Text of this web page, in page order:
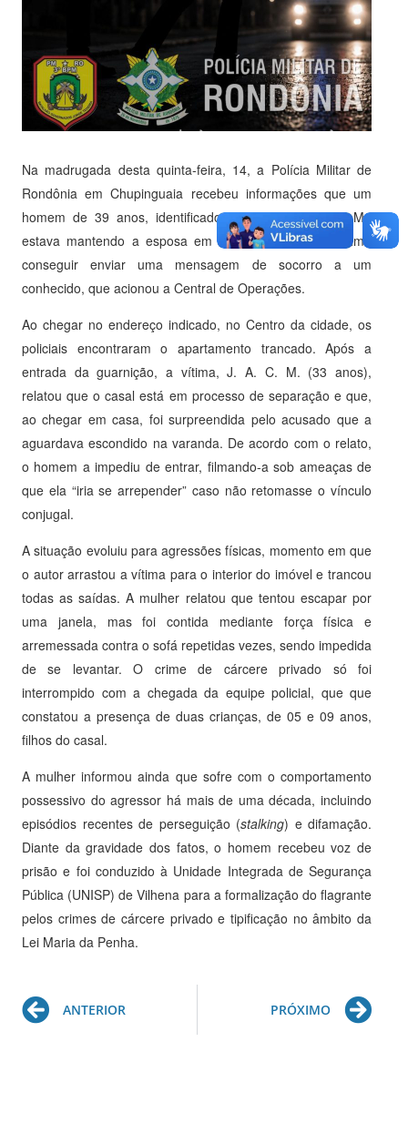
Na madrugada desta quinta-feira, 14, a Polícia Militar de
Rondônia em Chupinguaia recebeu informações que um
homem de 39 anos, identificado pelas iniciais W. S. M.,
estava mantendo a esposa em cárcere privado. A vítima
conseguir enviar uma mensagem de socorro a um
conhecido, que acionou a Central de Operações.
Ao chegar no endereço indicado, no Centro da cidade, os
policiais encontraram o apartamento trancado. Após a
entrada da guarnição, a vítima, J. A. C. M. (33 anos),
relatou que o casal está em processo de separação e que,
ao chegar em casa, foi surpreendida pelo acusado que a
aguardava escondido na varanda. De acordo com o relato,
o homem a impediu de entrar, filmando-a sob ameaças de
que ela “iria se arrepender” caso não retomasse o vínculo
conjugal.
A situação evoluiu para agressões físicas, momento em que
o autor arrastou a vítima para o interior do imóvel e trancou
todas as saídas. A mulher relatou que tentou escapar por
uma janela, mas foi contida mediante força física e
arremessada contra o sofá repetidas vezes, sendo impedida
de se levantar. O crime de cárcere privado só foi
interrompido com a chegada da equipe policial, que que
constatou a presença de duas crianças, de 05 e 09 anos,
filhos do casal.
A mulher informou ainda que sofre com o comportamento
possessivo do agressor há mais de uma década, incluindo
episódios recentes de perseguição (stalking) e difamação.
Diante da gravidade dos fatos, o homem recebeu voz de
prisão e foi conduzido à Unidade Integrada de Segurança
Pública (UNISP) de Vilhena para a formalização do flagrante
pelos crimes de cárcere privado e tipificação no âmbito da
Lei Maria da Penha.
Prev
ANTERIOR PRÓXIMO